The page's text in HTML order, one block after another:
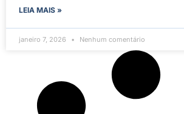
LEIA MAIS »
janeiro 7, 2026 Nenhum comentário